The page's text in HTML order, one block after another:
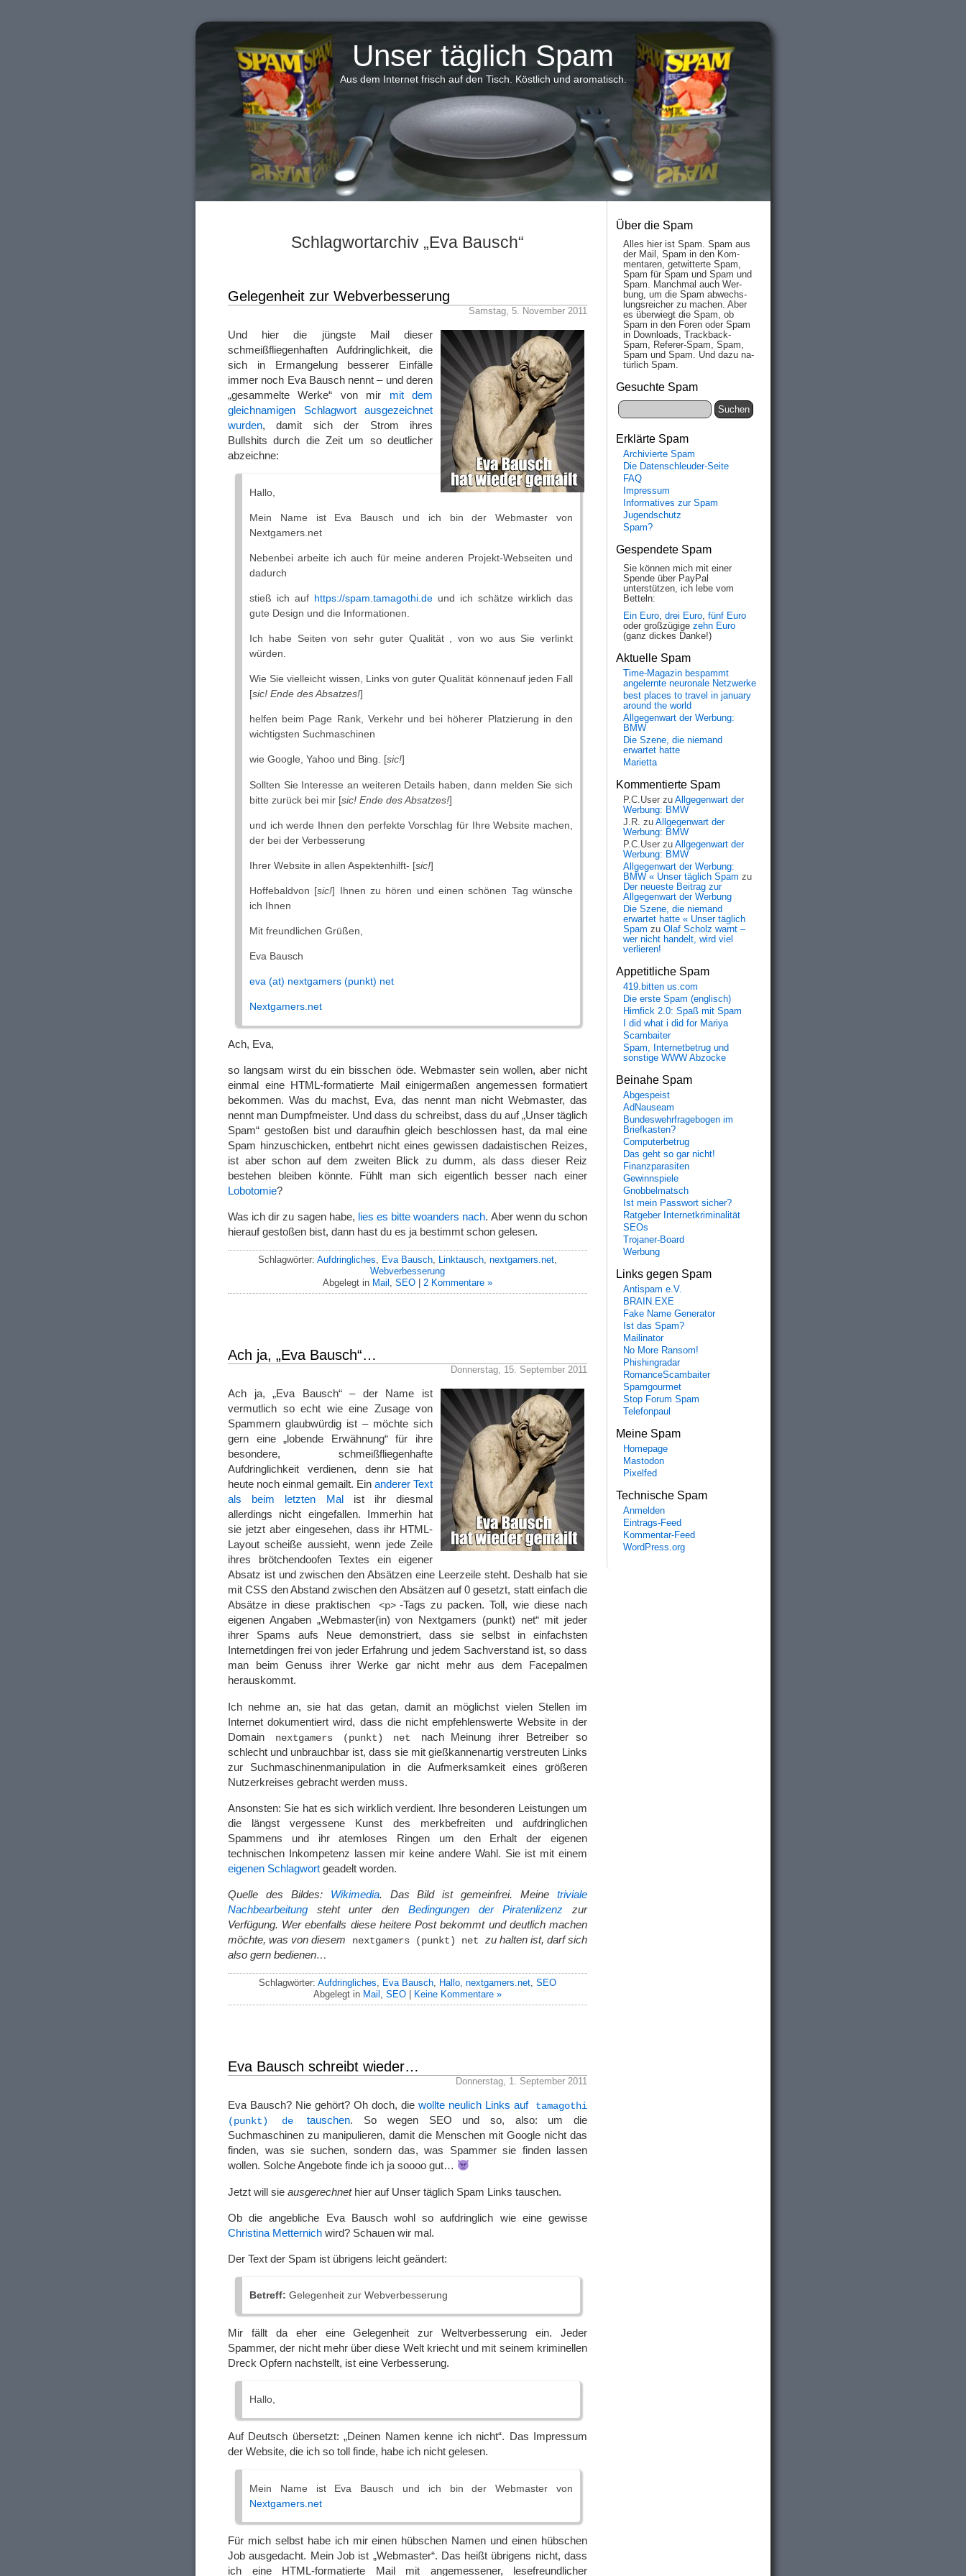
Unser täglich Spam
Aus dem Internet frisch auf den Tisch. Köstlich und aromatisch.
Schlagwortarchiv „Eva Bausch“
Gelegenheit zur Webverbesserung
Samstag, 5. November 2011
Und hier die jüngste Mail dieser
schmeißfliegenhaften Aufdringlichkeit, die
sich in Ermangelung besserer Einfälle
immer noch Eva Bausch nennt – und deren
„gesammelte Werke“ von mir mit dem
gleichnamigen Schlagwort ausgezeichnet
wurden, damit sich der Strom ihres
Bullshits durch die Zeit um so deutlicher
abzeichne:
Hallo,
Mein Name ist Eva Bausch und ich bin der Webmaster von
Nextgamers.net
Nebenbei arbeite ich auch für meine anderen Projekt-Webseiten und
dadurch
stieß ich auf https://spam.tamagothi.de und ich schätze wirklich das
gute Design und die Informationen.
Ich habe Seiten von sehr guter Qualität , von wo aus Sie verlinkt
würden.
Wie Sie vielleicht wissen, Links von guter Qualität könnenauf jeden Fall
[sic! Ende des Absatzes!]
helfen beim Page Rank, Verkehr und bei höherer Platzierung in den
wichtigsten Suchmaschinen
wie Google, Yahoo und Bing. [sic!]
Sollten Sie Interesse an weiteren Details haben, dann melden Sie sich
bitte zurück bei mir [sic! Ende des Absatzes!]
und ich werde Ihnen den perfekte Vorschlag für Ihre Website machen,
der bei der Verbesserung
Ihrer Website in allen Aspektenhilft- [sic!]
Hoffebaldvon [sic!] Ihnen zu hören und einen schönen Tag wünsche
ich Ihnen
Mit freundlichen Grüßen,
Eva Bausch
eva (at) nextgamers (punkt) net
Nextgamers.net
Ach, Eva,
so langsam wirst du ein bisschen öde. Webmaster sein wollen, aber nicht
einmal eine HTML-formatierte Mail einigermaßen angemessen formatiert
bekommen. Was du machst, Eva, das nennt man nicht Webmaster, das
nennt man Dumpfmeister. Und dass du schreibst, dass du auf „Unser täglich
Spam“ gestoßen bist und daraufhin gleich beschlossen hast, da mal eine
Spam hinzuschicken, entbehrt nicht eines gewissen dadaistischen Reizes,
ist aber schon auf dem zweiten Blick zu dumm, als dass dieser Reiz
bestehen bleiben könnte. Fühlt man sich eigentlich besser nach einer
Lobotomie?
Was ich dir zu sagen habe, lies es bitte woanders nach. Aber wenn du schon
hierauf gestoßen bist, dann hast du es ja bestimmt schon gelesen.
Schlagwörter: Aufdringliches, Eva Bausch, Linktausch, nextgamers.net,
Webverbesserung
Abgelegt in Mail , SEO 2 Kommentare »
Ach ja, „Eva Bausch“…
Donnerstag, 15. September 2011
Ach ja, „Eva Bausch“ – der Name ist
vermutlich so echt wie eine Zusage von
Spammern glaubwürdig ist – möchte sich
gern eine „lobende Erwähnung“ für ihre
besondere, schmeißfliegenhafte
Aufdringlichkeit verdienen, denn sie hat
heute noch einmal gemailt. Ein anderer Text
als beim letzten Malist ihr diesmal
allerdings nicht eingefallen. Immerhin hat
sie jetzt aber eingesehen, dass ihr HTML-
Layout scheiße aussieht, wenn jede Zeile
ihres brötchendoofen Textes ein eigener
Absatz ist und zwischen den Absätzen eine Leerzeile steht. Deshalb hat sie
mit CSS den Abstand zwischen den Absätzen auf 0 gesetzt, statt einfach die
Absätze in diese praktischen
<p> -Tags zu packen. Toll, wie diese nach
eigenen Angaben „Webmaster(in) von Nextgamers (punkt) net“ mit jeder
ihrer Spams aufs Neue demonstriert, dass sie selbst in einfachsten
Internetdingen frei von jeder Erfahrung und jedem Sachverstand ist, so dass
man beim Genuss ihrer Werke gar nicht mehr aus dem Facepalmen
herauskommt.
Ich nehme an, sie hat das getan, damit an möglichst vielen Stellen im
Internet dokumentiert wird, dass die nicht empfehlenswerte Website in der
Domain
nextgamers (punkt) net
nach Meinung ihrer Betreiber so
schlecht und unbrauchbar ist, dass sie mit gießkannenartig verstreuten Links
zur Suchmaschinenmanipulation in die Aufmerksamkeit eines größeren
Nutzerkreises gebracht werden muss.
Ansonsten: Sie hat es sich wirklich verdient. Ihre besonderen Leistungen um
die längst vergessene Kunst des merkbefreiten und aufdringlichen
Spammens und ihr atemloses Ringen um den Erhalt der eigenen
technischen Inkompetenz lassen mir keine andere Wahl. Sie ist mit einem
eigenen Schlagwort geadelt worden.
Quelle des Bildes: Wikimedia. Das Bild ist gemeinfrei. Meinetriviale
Nachbearbeitung steht unter den Bedingungen der Piratenlizenz zur
Verfügung. Wer ebenfalls diese heitere Post bekommt und deutlich machen
möchte, was von diesem
nextgamers (punkt) net
zu halten ist, darf sich
also gern bedienen…
Schlagwörter: Aufdringliches, Eva Bausch, Hallo, nextgamers.net, SEO
Abgelegt in Mail , SEO Keine Kommentare »
Eva Bausch schreibt wieder…
Donnerstag, 1. September 2011
Eva Bausch? Nie gehört? Oh doch, die wollte neulich Links auf
tamagothi
(punkt) de
tauschen. So wegen SEO und so, also: um die
Suchmaschinen zu manipulieren, damit die Menschen mit Google nicht das
finden, was sie suchen, sondern das, was Spammer sie finden lassen
wollen. Solche Angebote finde ich ja soooo gut…
Jetzt will sie ausgerechnethier auf Unser täglich Spam Links tauschen.
Ob die angebliche Eva Bausch wohl so aufdringlich wie eine gewisse
Christina Metternich wird? Schauen wir mal.
Der Text der Spam ist übrigens leicht geändert:
Betreff: Gelegenheit zur Webverbesserung
Mir fällt da eher eine Gelegenheit zur Weltverbesserung ein. Jeder
Spammer, der nicht mehr über diese Welt kriecht und mit seinem kriminellen
Dreck Opfern nachstellt, ist eine Verbesserung.
Hallo,
Auf Deutsch übersetzt: „Deinen Namen kenne ich nicht“. Das Impressum
der Website, die ich so toll finde, habe ich nicht gelesen.
Mein Name ist Eva Bausch und ich bin der Webmaster von
Nextgamers.net
Für mich selbst habe ich mir einen hübschen Namen und einen hübschen
Job ausgedacht. Mein Job ist „Webmaster“. Das heißt übrigens nicht, dass
ich eine HTML-formatierte Mail mit angemessener, lesefreundlicher
Über die Spam
Alles hier ist Spam. Spam aus
der Mail, Spam in den Kom­
men­taren, ge­twit­ter­te Spam,
Spam für Spam und Spam und
Spam. Manch­mal auch Wer­
bung, um die Spam ab­wechs­
lungs­reich­er zu mach­en. Aber
es über­wiegt die Spam, ob
Spam in den Fo­ren oder Spam
in Down­loads, Track­back-
Spam, Re­fe­rer-Spam, Spam,
Spam und Spam. Und da­zu na­
tür­lich Spam.
Gesuchte Spam
Erklärte Spam
Archivierte Spam
Die Datenschleuder-Seite
FAQ
Impressum
Informatives zur Spam
Jugendschutz
Spam?
Gespendete Spam
Sie können mich mit einer
Spende über PayPal
unterstützen, ich lebe vom
Betteln:
Ein Euro, drei Euro, fünf Euro
oder großzügige zehn Euro
(ganz dickes Danke!)
Aktuelle Spam
Time-Magazin bespammt
angelernte neuronale Netzwerke
best places to travel in january
around the world
Allgegenwart der Werbung:
BMW
Die Szene, die niemand
erwartet hatte
Marietta
Kommentierte Spam
P.C.User zu Allgegenwart der
Werbung: BMW
J.R. zu Allgegenwart der
Werbung: BMW
P.C.User zu Allgegenwart der
Werbung: BMW
Allgegenwart der Werbung:
BMW « Unser täglich Spam zu
Der neueste Beitrag zur
Allgegenwart der Werbung
Die Szene, die niemand
erwartet hatte « Unser täglich
Spam zu Olaf Scholz warnt –
wer nicht handelt, wird viel
verlieren!
Appetitliche Spam
419.bitten us.com
Die erste Spam (englisch)
Hirnfick 2.0: Spaß mit Spam
I did what i did for Mariya
Scambaiter
Spam, Internetbetrug und
sonstige WWW Abzocke
Beinahe Spam
Abgespeist
AdNauseam
Bundeswehrfragebogen im
Briefkasten?
Computerbetrug
Das geht so gar nicht!
Finanzparasiten
Gewinnspiele
Gnobbelmatsch
Ist mein Passwort sicher?
Ratgeber Internetkriminalität
SEOs
Trojaner-Board
Werbung
Links gegen Spam
Antispam e.V.
BRAIN.EXE
Fake Name Generator
Ist das Spam?
Mailinator
No More Ransom!
Phishingradar
RomanceScambaiter
Spamgourmet
Stop Forum Spam
Telefonpaul
Meine Spam
Homepage
Mastodon
Pixelfed
Technische Spam
Anmelden
Eintrags-Feed
Kommentar-Feed
WordPress.org